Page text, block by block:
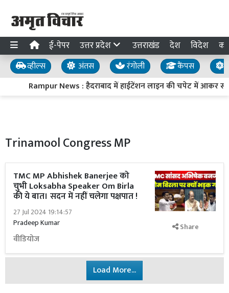
ई-पेपर उत्तर प्रदेश उत्तराखंड देश विदेश
व्हील्स अंतस रंगोली कैंपस
Rampur News : हैदराबाद में हाईटेंशन लाइन की चपेट में आकर
Trinamool Congress MP
TMC MP Abhishek Banerjee को
चुभी Loksabha Speaker Om Birla
की ये बात। सदन में नहीं चलेगा पक्षपात !
27 Jul 2024 19:14:57
Pradeep Kumar
वीडियोज
Share
Load More...